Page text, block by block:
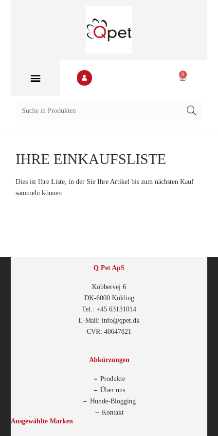
0
IHRE EINKAUFSLISTE
Dies ist Ihre Liste, in der Sie Ihre Artikel bis zum nächsten Kauf
sammeln können
Q Pet ApS
Kobbervej 6
DK-6000 Kolding
Tel.: +45 63131014
E-Mail: info@qpet.dk
CVR: 40647821
Abkürzungen
Produkte
Über uns
Hunde-Blogging
Kontakt
Ausgewählte Marken